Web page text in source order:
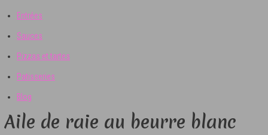
Entrées
Sauces
Pizzas et tartes
Patisseries
Blog
Aile de raie au beurre blanc